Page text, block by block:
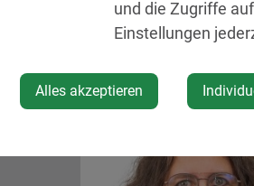
und die Zugriffe
Einstellungen
Alles akzeptieren